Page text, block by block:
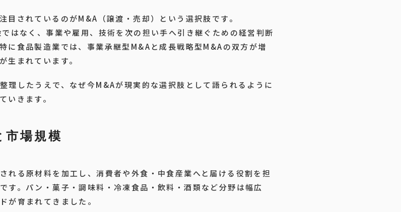
目されているのがM&A（譲渡・売却）という選択肢です。
はなく、事業や雇用、技術を次の担い手へ引き継ぐための経営判断
に食品製造業では、事業承継型M&Aと成長戦略型M&Aの双方が増
生まれています。
理したうえで、なぜ今M&Aが現実的な選択肢として語られるように
いきます。
市場規模
れる原材料を加工し、消費者や外食・中食産業へと届ける役割を担
す。パン・菓子・調味料・冷凍食品・飲料・酒類など分野は幅広
が育まれてきました。